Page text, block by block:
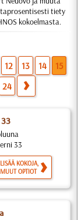
tiety
kokoelmasta.
12 13 14
15
24
33
LISÄÄ KOKOJA,
MUUT OPTIOT